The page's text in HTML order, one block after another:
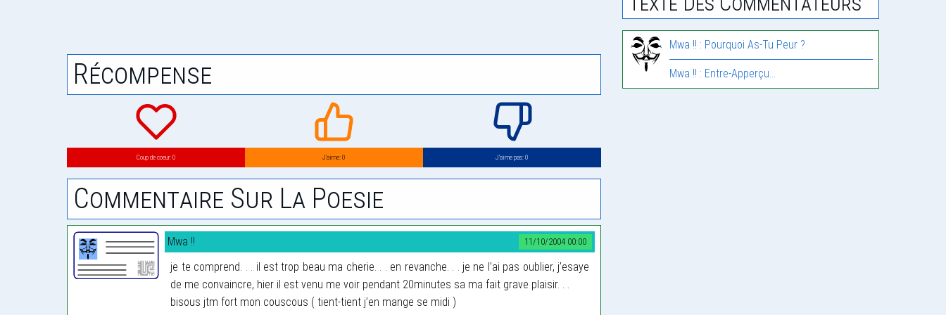
Récompense
Coup de coeur: 0 J’aime: 0 J’aime pas: 0
Commentaire Sur La Poesie
11/10/2004 00:00
Mwa !!
je te comprend. . . il est trop beau ma cherie. . . en revanche. . . je ne l’ai pas oublier, j’esaye
de me convaincre, hier il est venu me voir pendant 20minutes sa ma fait grave plaisir. . .
bisous jtm fort mon couscous ( tient-tient j’en mange se midi )
Mwa !! : Pourquoi As-Tu Peur ?
Mwa !! : Entre-Apperçu…